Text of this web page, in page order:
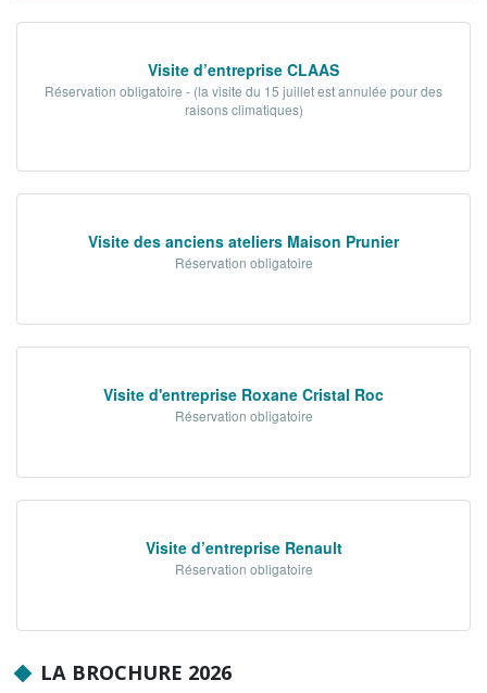
Recrutement et emploi
Magazine La Sarthe
Contacter le Département
Développement des territoires,
Usages et services numériques en
Infrastructures routières, mobilités et
Jeunesse, éducation, citoyenneté et
Visite d’entreprise CLAAS
Réservation obligatoire - (la visite du 15 juillet est annulée pour des
raisons climatiques)
Visite des anciens ateliers Maison Prunier
Réservation obligatoire
Visite d'entreprise Roxane Cristal Roc
Réservation obligatoire
Visite d’entreprise Renault
Réservation obligatoire
LA BROCHURE 2026